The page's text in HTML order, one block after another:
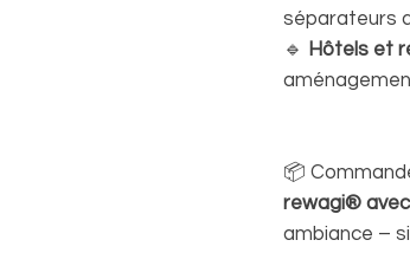
séparateurs
🔹
Hôtels et
📦
rewagi®
ambiance –